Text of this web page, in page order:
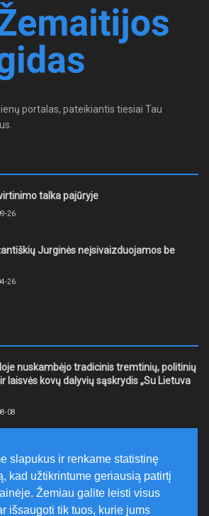
portalas, pateikiantis tiesiai Tau
talka pajūryje
26
Jurginės neįsivaizduojamos be
26
nuskambėjo tradicinis tremtinių, politinių
laisvės kovų dalyvių sąskrydis „Su Lietuva
08
Kelių eismo taisyklių, tausoti aplinką
08
slapukus ir renkame statistinę
kad užtikrintume geriausią patirtį
Žemiau galite leisti visus
išsaugoti tik tuos, kurie jums